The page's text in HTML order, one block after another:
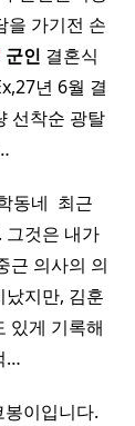
을 가기전 손
군인 결혼식 ​
년 6월 결
선착순 광탈
동네 ​ 최근
그것은 내가
근 의사의 의
지만, 김훈
있게 기록해
…
이입니다.